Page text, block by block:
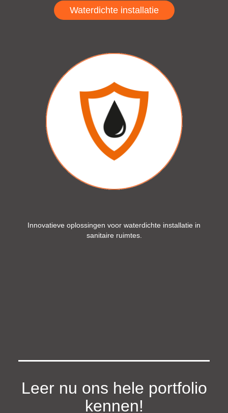
Waterdichte installatie
Innovatieve oplossingen voor waterdichte installatie in
sanitaire ruimtes.
Leer nu ons hele portfolio
kennen!